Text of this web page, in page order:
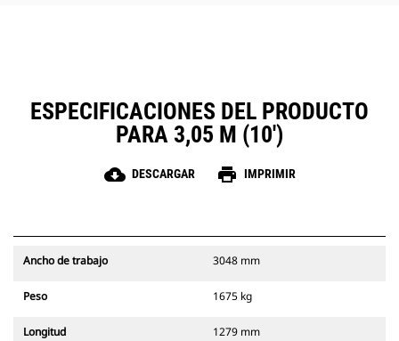
ESPECIFICACIONES DEL PRODUCTO
PARA 3,05 M (10')
cloud_download DESCARGAR print IMPRIMIR
Ancho de trabajo 3048 mm
Peso 1675 kg
Longitud 1279 mm